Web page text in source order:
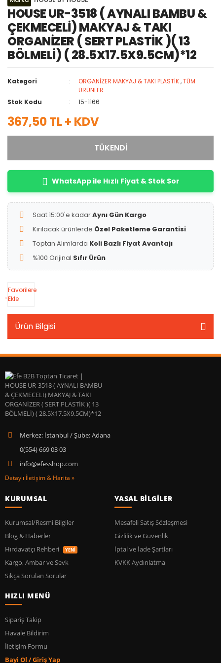
HOUSE UR-3518 ( AYNALI BAMBU &
ÇEKMECELİ) MAKYAJ & TAKI
ORGANİZER ( SERT PLASTİK )( 13
BÖLMELİ) ( 28.5X17.5X9.5CM)*12
Kategori ORGANİZER MAKYAJ & TAKI PLASTİK,TÜM
ÜRÜNLER
Stok Kodu
15-1166
367,50 TL + KDV
TÜKENDİ
WhatsApp ile Hızlı Fiyat & Stok Sor
Saat 15:00'e kadarAynı Gün Kargo
Kırılacak ürünlerde Özel Paketleme Garantisi
Toptan Alımlarda Koli Bazlı Fiyat Avantajı
%100 Orijinal Sıfır Ürün
Favorilere
Ekle
Ürün Bilgisi
Merkez: İstanbul / Şube: Adana
0(554) 669 03 03
info@efesshop.com
Detaylı İletişim & Harita »
KURUMSAL
Kurumsal/Resmi Bilgiler
Blog & Haberler
Hırdavatçı Rehberi
YENİ
Kargo, Ambar ve Sevk
Sıkça Sorulan Sorular
YASAL BİLGİLER
Mesafeli Satış Sözleşmesi
Gizlilik ve Güvenlik
İptal ve İade Şartları
KVKK Aydınlatma
HIZLI MENÜ
Sipariş Takip
Havale Bildirim
İletişim Formu
Bayi Ol / Giriş Yap